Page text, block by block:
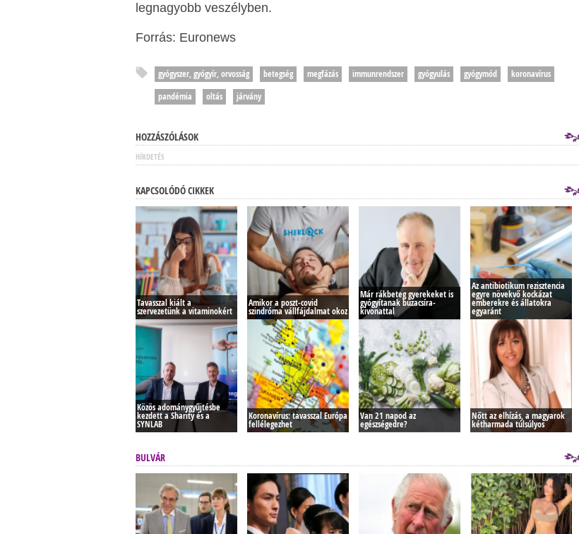
legnagyobb veszélyben.
Forrás: Euronews
gyógyszer, gyógyír, orvosság betegség megfázás immunrendszer gyógyulás gyógymód
koronavírus
pandémia
oltás járvány
HOZZÁSZÓLÁSOK
HÍRDETÉS
KAPCSOLÓDÓ CIKKEK
Tavasszal kiált a
szervezetünk a vitaminokért
Amikor a poszt-covid
szindróma vállfájdalmat okoz
Már rákbeteg gyerekeket is
gyógyítanak búzacsíra-
kivonattal
Az antibiotikum rezisztencia
egyre növekvő kockázat
emberekre és állatokra
egyaránt
Közös adománygyűjtésbe
kezdett a Sharity és a
SYNLAB
Koronavírus: tavasszal Európa
fellélegezhet
Van 21 napod az
egészségedre?
Nőtt az elhízás, a magyarok
kétharmada túlsúlyos
BULVÁR